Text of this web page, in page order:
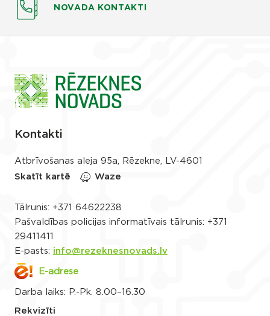
NOVADA KONTAKTI
Kontakti
Atbrīvošanas aleja 95a, Rēzekne, LV-4601
Skatīt kartē
Waze
Tālrunis: +371 64622238
Pašvaldības policijas informatīvais tālrunis: +371
29411411
E-pasts: info@rezeknesnovads.lv
E-adrese
Darba laiks: P.-Pk. 8.00–16.30
Rekvizīti